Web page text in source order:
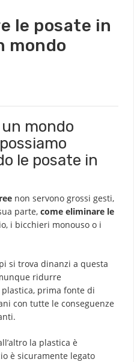
le posate in
mondo
mondo
le posate in
non servono grossi gesti,
parte, come eliminare le
i bicchieri monouso o i
si trova dinanzi a questa
ridurre
prima fonte di
con tutte le conseguenze
la plastica è
è sicuramente legato